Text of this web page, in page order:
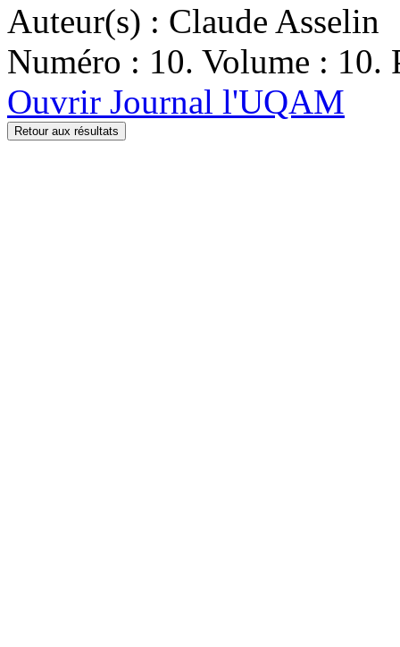
Auteur(s) : Claude Asselin
Numéro : 10. Volume : 10.
Ouvrir Journal l'UQAM
Retour aux résultats